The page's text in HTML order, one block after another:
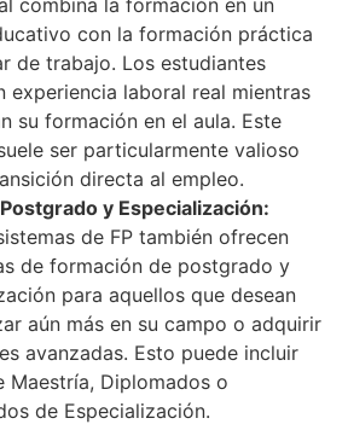
con la formación práctica
de trabajo. Los estudiantes
experiencia laboral real mientras
su formación en el aula. Este
ser particularmente valioso
directa al empleo.
y Especialización:
de FP también ofrecen
de formación de postgrado y
para aquellos que desean
aún más en su campo o adquirir
avanzadas. Esto puede incluir
Maestría, Diplomados o
de Especialización.